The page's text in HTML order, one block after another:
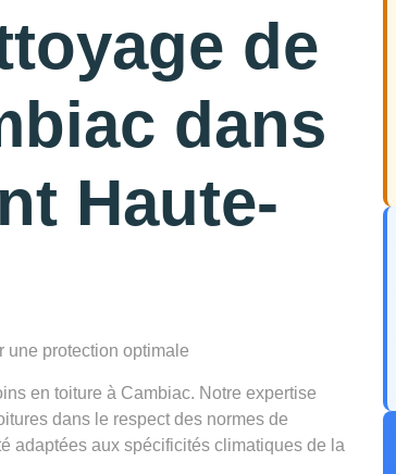
de
dans
Haute-
une protection optimale
en toiture à Cambiac. Notre expertise
dans le respect des normes de
adaptées aux spécificités climatiques de la